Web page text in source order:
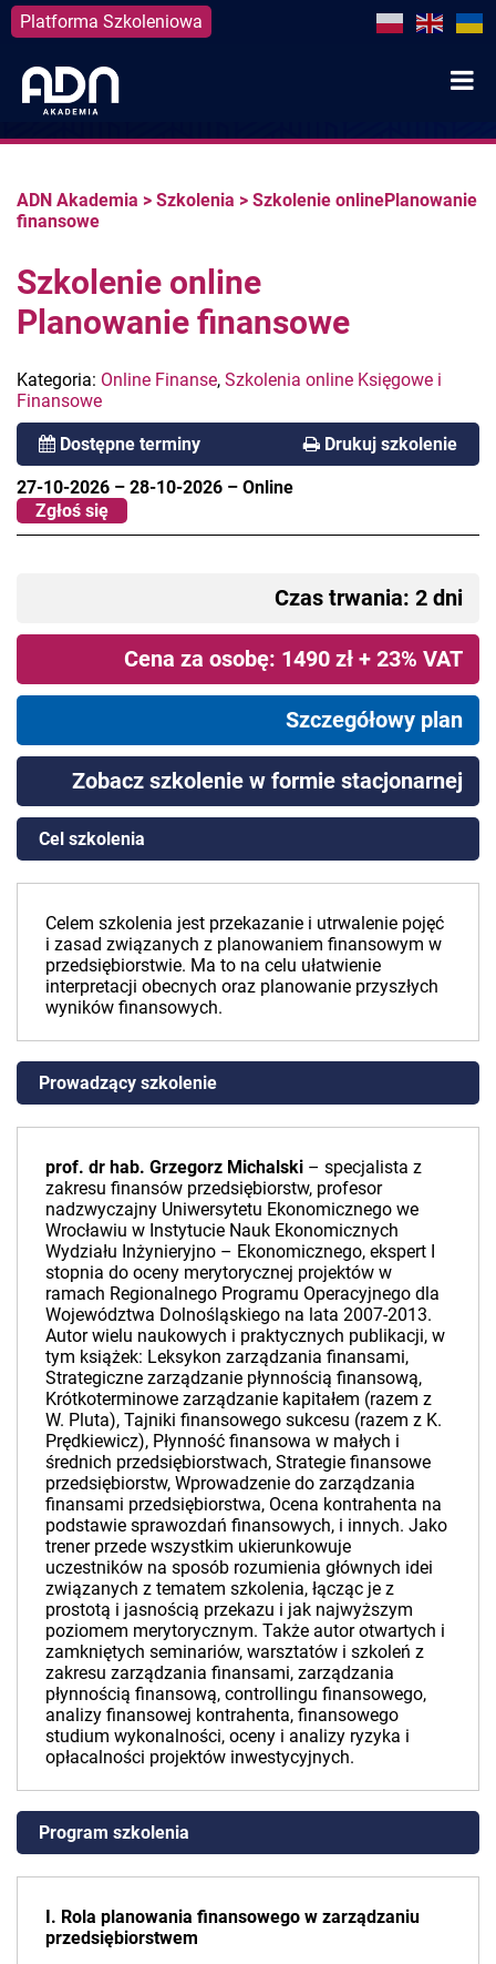
Platforma Szkoleniowa
content
ADN Akademia > Szkolenia > Szkolenie onlinePlanowanie
finansowe
Szkolenie online
Planowanie finansowe
Kategoria: Online Finanse, Szkolenia online Księgowe i
Finansowe
Dostępne terminy Drukuj szkolenie
27-10-2026 – 28-10-2026 – Online
Zgłoś się
Czas trwania: 2 dni
Cena za osobę: 1490 zł + 23% VAT
Szczegółowy plan
Zobacz szkolenie w formie stacjonarnej
Cel szkolenia
Celem szkolenia jest przekazanie i utrwalenie pojęć
i zasad związanych z planowaniem finansowym w
przedsiębiorstwie. Ma to na celu ułatwienie
interpretacji obecnych oraz planowanie przyszłych
wyników finansowych.
Prowadzący szkolenie
prof. dr hab. Grzegorz Michalski – specjalista z
zakresu finansów przedsiębiorstw, profesor
nadzwyczajny Uniwersytetu Ekonomicznego we
Wrocławiu w Instytucie Nauk Ekonomicznych
Wydziału Inżynieryjno – Ekonomicznego, ekspert I
stopnia do oceny merytorycznej projektów w
ramach Regionalnego Programu Operacyjnego dla
Województwa Dolnośląskiego na lata 2007-2013.
Autor wielu naukowych i praktycznych publikacji, w
tym książek: Leksykon zarządzania finansami,
Strategiczne zarządzanie płynnością finansową,
Krótkoterminowe zarządzanie kapitałem (razem z
W. Pluta), Tajniki finansowego sukcesu (razem z K.
Prędkiewicz), Płynność finansowa w małych i
średnich przedsiębiorstwach, Strategie finansowe
przedsiębiorstw, Wprowadzenie do zarządzania
finansami przedsiębiorstwa, Ocena kontrahenta na
podstawie sprawozdań finansowych, i innych. Jako
trener przede wszystkim ukierunkowuje
uczestników na sposób rozumienia głównych idei
związanych z tematem szkolenia, łącząc je z
prostotą i jasnością przekazu i jak najwyższym
poziomem merytorycznym. Także autor otwartych i
zamkniętych seminariów, warsztatów i szkoleń z
zakresu zarządzania finansami, zarządzania
płynnością finansową, controllingu finansowego,
analizy finansowej kontrahenta, finansowego
studium wykonalności, oceny i analizy ryzyka i
opłacalności projektów inwestycyjnych.
Program szkolenia
I. Rola planowania finansowego w zarządzaniu
przedsiębiorstwem